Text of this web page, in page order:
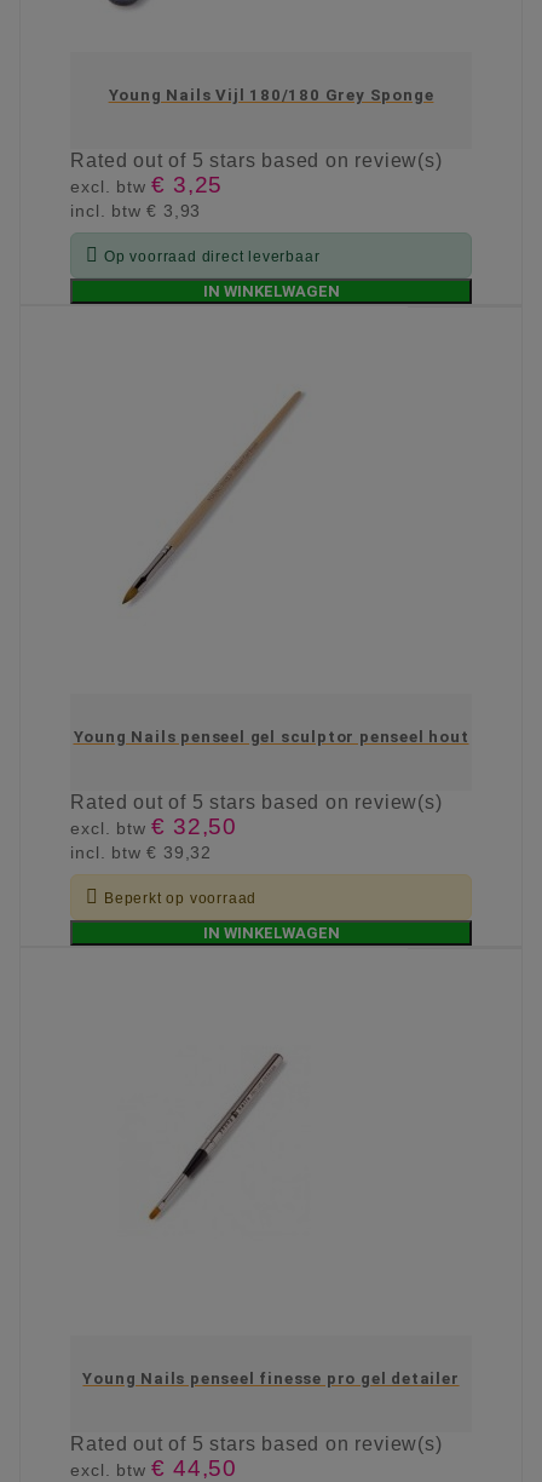
Young Nails Vijl 180/180 Grey Sponge
Ratedout of 5 stars based on review(s)
excl. btw€ 3,25
incl. btw€ 3,93
 Op voorraad direct leverbaar
IN WINKELWAGEN
Young Nails penseel gel sculptor penseel hout
Ratedout of 5 stars based on review(s)
excl. btw€ 32,50
incl. btw€ 39,32
 Beperkt op voorraad
IN WINKELWAGEN
Young Nails penseel finesse pro gel detailer
Ratedout of 5 stars based on review(s)
excl. btw€ 44,50